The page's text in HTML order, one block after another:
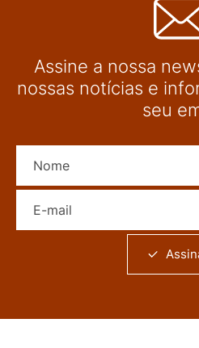
Assine a nossa
nossas notícias e
seu